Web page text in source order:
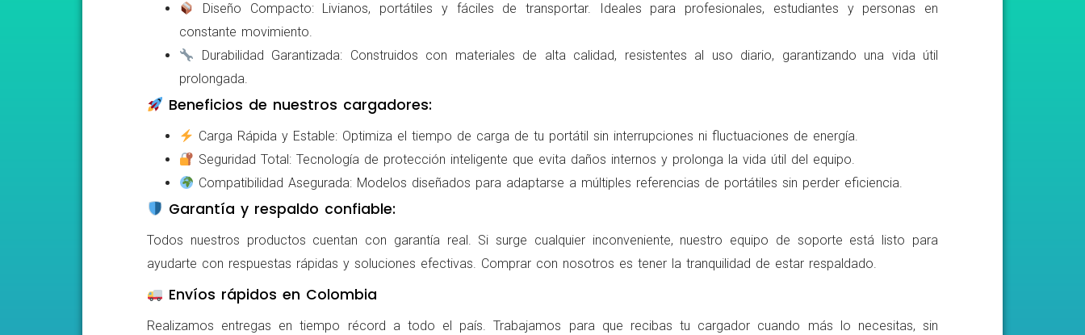
Diseño Compacto: Livianos, portátiles y fáciles de transportar. Ideales para profesionales, estudiantes y personas en
constante movimiento.
Durabilidad Garantizada: Construidos con materiales de alta calidad, resistentes al uso diario, garantizando una vida útil
prolongada.
Beneficios de nuestros cargadores:
Carga Rápida y Estable: Optimiza el tiempo de carga de tu portátil sin interrupciones ni fluctuaciones de energía.
Seguridad Total: Tecnología de protección inteligente que evita daños internos y prolonga la vida útil del equipo.
Compatibilidad Asegurada: Modelos diseñados para adaptarse a múltiples referencias de portátiles sin perder eficiencia.
Garantía y respaldo confiable:
Todos nuestros productos cuentan con garantía real. Si surge cualquier inconveniente, nuestro equipo de soporte está listo para
ayudarte con respuestas rápidas y soluciones efectivas. Comprar con nosotros es tener la tranquilidad de estar respaldado.
Envíos rápidos en Colombia
Realizamos entregas en tiempo récord a todo el país. Trabajamos para que recibas tu cargador cuando más lo necesitas, sin